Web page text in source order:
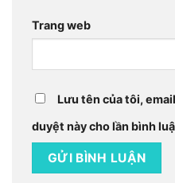
Trang web
Lưu tên của tôi,
duyệt này cho lần bình